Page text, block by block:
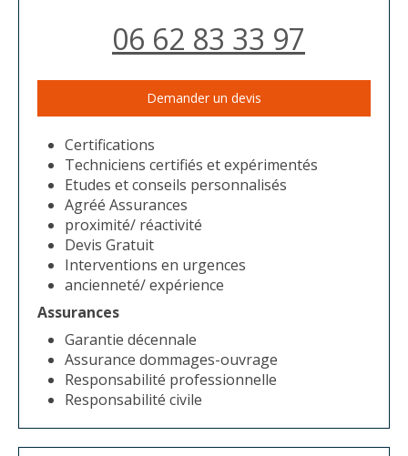
06 62 83 33 97
Demander un devis
Certifications
Techniciens certifiés et expérimentés
Etudes et conseils personnalisés
Agréé Assurances
proximité/ réactivité
Devis Gratuit
Interventions en urgences
ancienneté/ expérience
Assurances
Garantie décennale
Assurance dommages-ouvrage
Responsabilité professionnelle
Responsabilité civile